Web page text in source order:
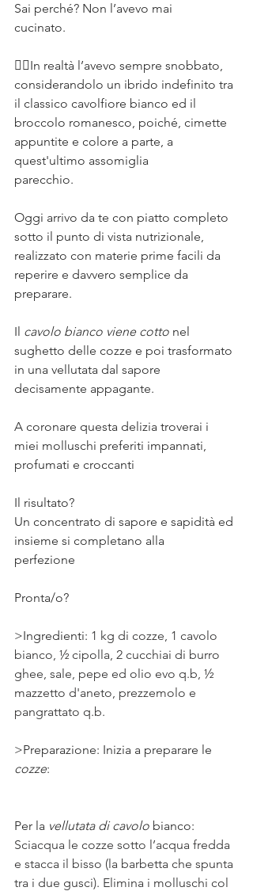
Sai perché? Non l’avevo mai
cucinato. ⠀⠀
👆🏻In realtà l’avevo sempre snobbato,
considerandolo un ibrido indefinito tra
il classico cavolfiore bianco ed il
broccolo romanesco, poiché, cimette
appuntite e colore a parte, a
quest'ultimo assomiglia⠀⠀
parecchio. ⠀⠀
Oggi arrivo da te con piatto completo
sotto il punto di vista nutrizionale,
realizzato con materie prime facili da
reperire e davvero semplice da
preparare.⠀⠀
Il cavolo bianco viene cotto nel
sughetto delle cozze e poi trasformato
in una vellutata dal sapore
decisamente appagante. ⠀⠀
A coronare questa delizia troverai i
miei molluschi preferiti impannati,
profumati e croccanti⠀⠀
Il risultato?⠀⠀
Un concentrato di sapore e sapidità ed
insieme si completano alla
perfezione ⠀⠀
Pronta/o? ⠀
>Ingredienti: 1 kg di cozze, 1 cavolo
bianco, ½ cipolla, 2 cucchiai di burro
ghee, sale, pepe ed olio evo q.b, ½
mazzetto d'aneto, prezzemolo e
pangrattato q.b.
>Preparazione: Inizia a preparare le
cozze:
Per la vellutata di cavolo bianco:
Sciacqua le cozze sotto l’acqua fredda
e stacca il bisso (la barbetta che spunta
tra i due gusci). Elimina i molluschi col